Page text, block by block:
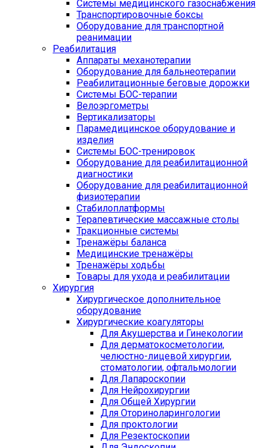
Системы медицинского газоснабжения
Транспортировочные боксы
Оборудование для транспортной
реанимации
Реабилитация
Аппараты механотерапии
Оборудование для бальнеотерапии
Реабилитационные беговые дорожки
Системы БОС-терапии
Велоэргометры
Вертикализаторы
Парамедицинское оборудование и
изделия
Системы БОС-тренировок
Оборудование для реабилитационной
диагностики
Оборудование для реабилитационной
физиотерапии
Стабилоплатформы
Терапевтические массажные столы
Тракционные системы
Тренажёры баланса
Медицинские тренажёры
Тренажёры ходьбы
Товары для ухода и реабилитации
Хирургия
Хирургическое дополнительное
оборудование
Хирургические коагуляторы
Для Акушерства и Гинекологии
Для дерматокосметологии,
челюстно-лицевой хирургии,
стоматологии, офтальмологии
Для Лапароскопии
Для Нейрохирургии
Для Общей Хирургии
Для Оториноларингологии
Для проктологии
Для Резектоскопии